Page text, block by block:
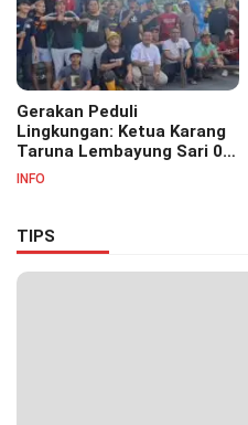
Gerakan Peduli
Lingkungan: Ketua Karang
Taruna Lembayung Sari 09
Irvan Permana Ajak
INFO
TIPS